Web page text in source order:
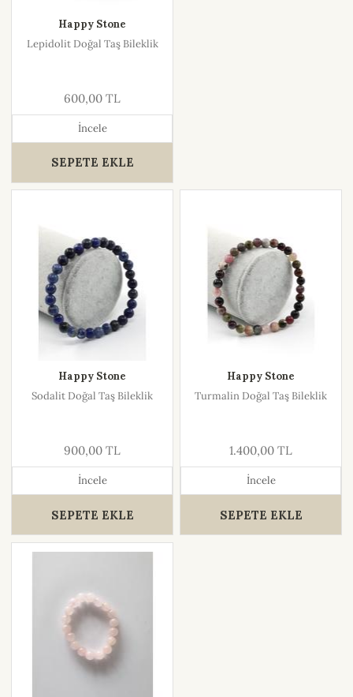
Happy Stone
Lepidolit Doğal Taş Bileklik
600,00 TL
İncele
SEPETE EKLE
Happy Stone
Sodalit Doğal Taş Bileklik
900,00 TL
İncele
SEPETE EKLE
Happy Stone
Turmalin Doğal Taş Bileklik
1.400,00 TL
İncele
SEPETE EKLE